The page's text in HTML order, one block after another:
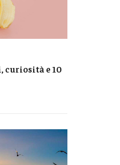
curiosità e 10